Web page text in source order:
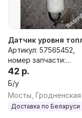
Датчик уровня
Артикул: 57565452,
номер запчасти:
57565452
42 р.
Б/у
Мосты, Гродненская
Доставка по Беларуси